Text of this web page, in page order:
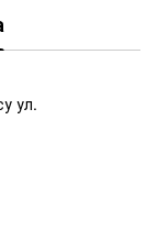
ул.